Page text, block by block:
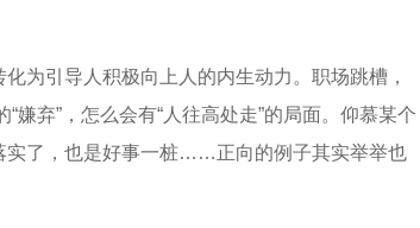
为引导人积极向上人的内生动力。职场跳槽，
嫌弃”，怎么会有“人往高处走”的局面。仰慕某个
实了，也是好事一桩……正向的例子其实举举也